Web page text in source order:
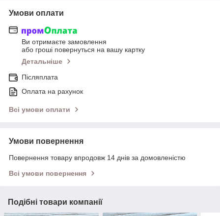
Умови оплати
Ви отримаєте замовлення
або гроші повернуться на вашу картку
Детальніше
Післяплата
Оплата на рахунок
Всі умови оплати
Умови повернення
Повернення товару впродовж 14 днів за домовленістю
Всі умови повернення
Подібні товари компанії